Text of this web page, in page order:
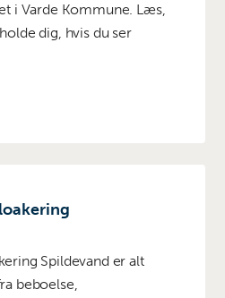
i Varde Kommune. Læs,
dig, hvis du ser
Spildevand er alt
beboelse,